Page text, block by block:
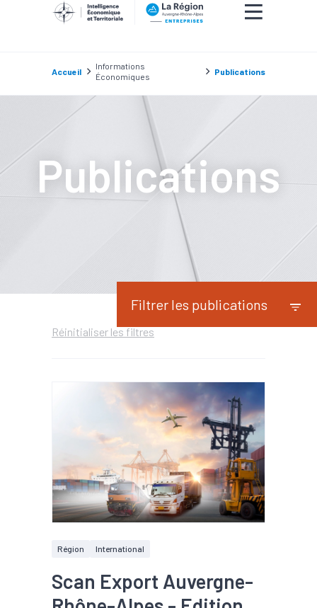
Accueil
Informations
Économiques
Publications
Publications
Filtrer les publications
Réinitialiser les filtres
Région International
Scan Export Auvergne-